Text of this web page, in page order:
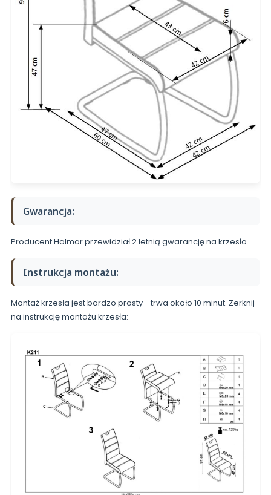
Gwarancja:
Producent Halmar przewidział 2 letnią gwarancję na krzesło.
Instrukcja montażu:
Montaż krzesła jest bardzo prosty - trwa około 10 minut. Zerknij
na instrukcję montażu krzesła: